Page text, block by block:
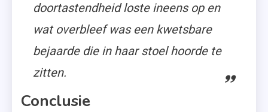
doortastendheid loste ineens op en
wat overbleef was een kwetsbare
bejaarde die in haar stoel hoorde te
zitten.
Conclusie